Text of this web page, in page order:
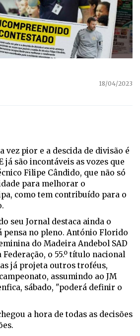
18/04/2023
vez pior e a descida de divisão é
já são incontáveis as vozes que
Filipe Cândido, que não só
para melhorar o
como tem contribuído para o
seu Jornal destaca ainda o
pensa no pleno. António Florido
do Madeira Andebol SAD
Federação, o 55.º título nacional
já projeta outros troféus,
assumindo ao JM
sábado, "poderá definir o
a hora de todas as decisões